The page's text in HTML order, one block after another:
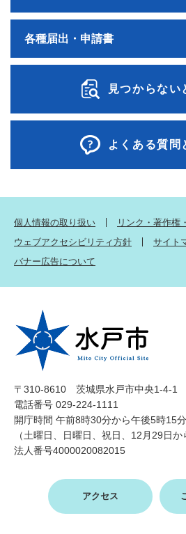
各種届出・申請書
見つからない
よくある質問
個人情報の取り扱い
リンク・著作権
ウェブアクセシビリティ方針
サイト
バナー広告について
〒310-8610 茨城県水戸市中央1-4-1
電話番号 029-224-1111
開庁時間 午前8時30分から午後5時15分
（土曜日、日曜日、祝日、12月29日か
法人番号4000020082015
アクセス